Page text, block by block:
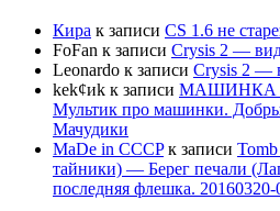
Кира к записи CS 1.6 не
FoFan к записи Crysis 2 —
Leonardo к записи Crysis 2 —
kek¢иk к записи МАШИНКА
Мультик про машинки.
Мачудики
MaDe in CCCPк записи
тайники) — Берег печали
последняя флешка. 20160320-